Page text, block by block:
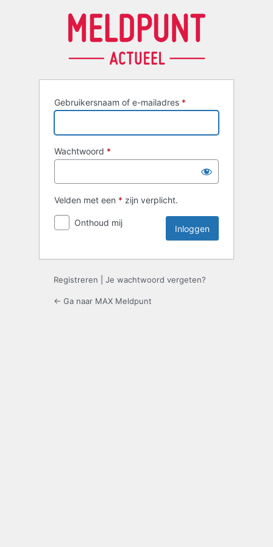
Gebruikersnaam of e-mailadres *
Wachtwoord *
Velden met een * zijn verplicht.
Onthoud mij
Registreren Je wachtwoord vergeten?
← Ga naar MAX Meldpunt